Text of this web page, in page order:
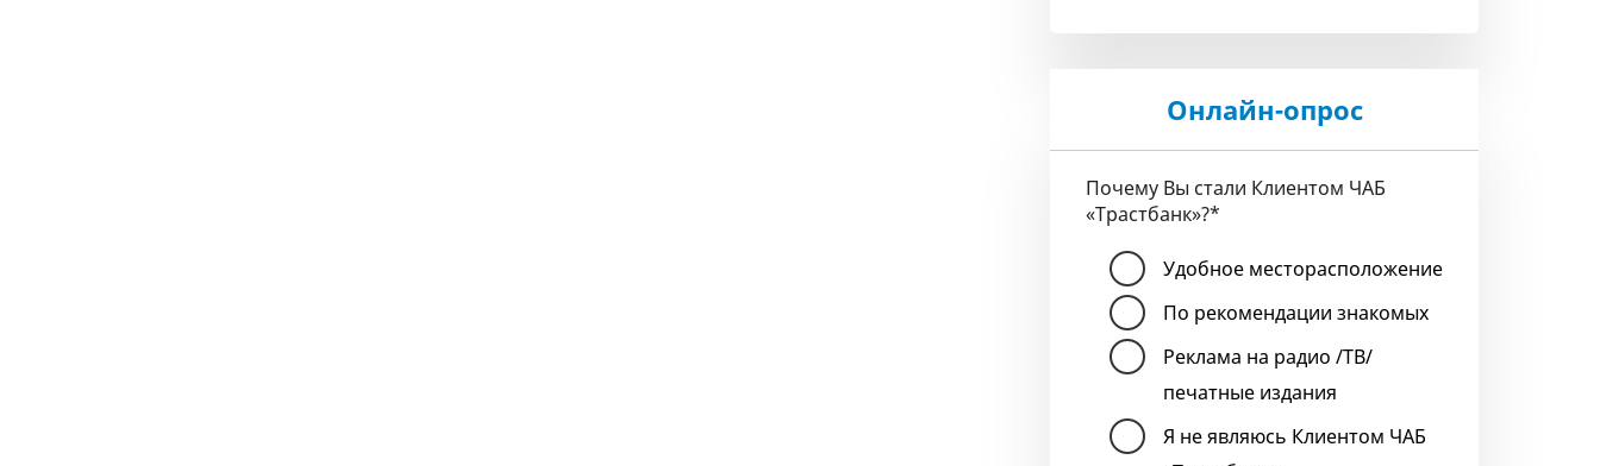
Онлайн-опрос
Почему Вы стали Клиентом ЧАБ
«Трастбанк»?*
Удобное месторасположение
По рекомендации знакомых
Реклама на радио /ТВ/
печатные издания
Я не являюсь Клиентом ЧАБ